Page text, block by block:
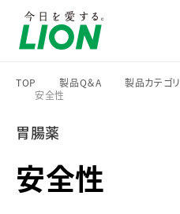
TOP
>
製品Q＆A
製品カテゴリ
安全性
胃腸薬
安全性